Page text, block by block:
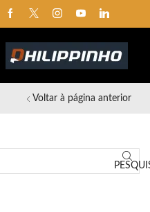
Voltar à página anterior